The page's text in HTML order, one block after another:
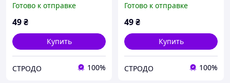
логически (PC CD)
Готово к отправке
49₴
Купить
СТРОДО 100%
путешествие (PC CD)
Готово к отправке
49₴
Купить
СТРОДО 100%